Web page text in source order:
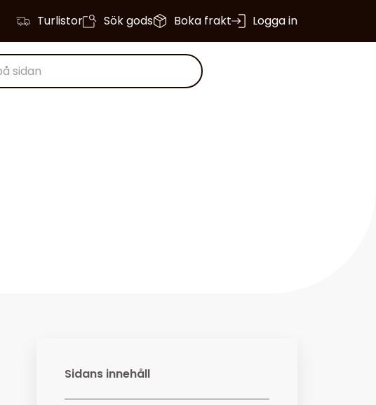
Turlistor Sök gods Boka frakt Logga in
Sidans innehåll